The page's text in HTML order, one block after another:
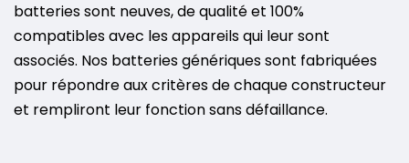
batteries sont neuves, de qualité et 100%
compatibles avec les appareils qui leur sont
associés. Nos batteries génériques sont fabriquées
pour répondre aux critères de chaque constructeur
et rempliront leur fonction sans défaillance.